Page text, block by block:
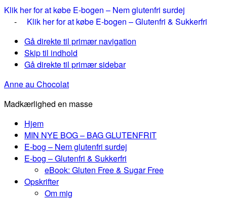
Klik her for at købe E-bogen – Nem glutenfri surdej
- Klik her for at købe E-bogen – Glutenfri & Sukkerfri
Gå direkte til primær navigation
Skip til indhold
Gå direkte til primær sidebar
Anne au Chocolat
Madkærlighed en masse
Hjem
MIN NYE BOG – BAG GLUTENFRIT
E-bog – Nem glutenfri surdej
E-bog – Glutenfri & Sukkerfri
eBook: Gluten Free & Sugar Free
Opskrifter
Om mig